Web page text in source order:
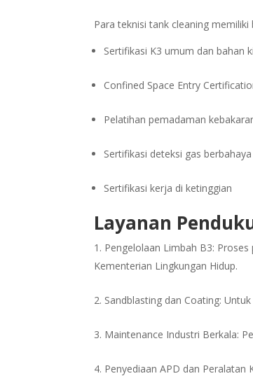
Para teknisi tank cleaning
Sertifikasi K3 umum dan bahan
Confined Space Entry
Pelatihan pemadaman
Sertifikasi deteksi gas berbahaya
Sertifikasi kerja di ketinggian
Layanan
Pengelolaan Limbah B3:
Kementerian Lingkungan Hidup.
Sandblasting dan Coating:
Maintenance Industri Berkala:
Penyediaan APD dan